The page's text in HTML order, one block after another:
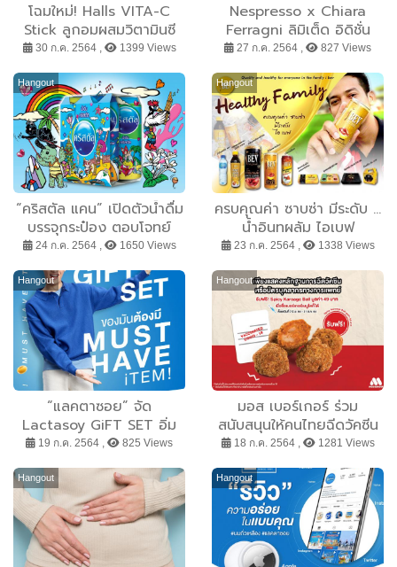
โฉมใหม่! Halls VITA-C
Stick ลูกอมผสมวิตามินซี
ขนาดพกพา พร้อมให้คุณ
เติมความสดชื่นกับ 2 กลิ่น
แสนอร่อย Lime และ
Colors
30 ก.ค. 2564 , 1399 Views
Nespresso x Chiara
Ferragni ลิมิเต็ด อิดิชั่น
สร้างสรรค์แรงบันดาลใจ
รสชาติแห่งความสดชื่นรับ
ซัมเมอร์ เตรียมฟินกับ
กิจกรรมพิเศษส่งตรงความ
บันเทิงผ่านออนไลน์
27 ก.ค. 2564 , 827 Views
Hangout
“คริสตัล แคน” เปิดตัวน้ำดื่ม
บรรจุกระป๋อง ตอบโจทย์
บรรจุภัณฑ์เพื่อความยั่งยืน
ของสิ่งแวดล้อม
24 ก.ค. 2564 , 1650 Views
Hangout
ครบคุณค่า ซาบซ่า มีระดับ ...
น้ำอินทผลัม ไอเบฟ
23 ก.ค. 2564 , 1338 Views
Hangout
“แลคตาซอย” จัด
Lactasoy GiFT SET อิ่ม
อร่อยพร้อมเลือกแรร์ไอเท
มกับ 6 SET ตามความชอบ
19 ก.ค. 2564 , 825 Views
Hangout
มอส เบอร์เกอร์ ร่วม
สนับสนุนให้คนไทยฉีดวัคซีน
โควิด-19 เพื่อสร้างภูมิคุ้มกัน
หมู่ จัดแคมเปญมอบสิทธิ
พิเศษผู้ที่รับวัคซีน-บุคลากร
แพทย์ แสดงหลักฐาน รับฟรี
Spicy Karaage Ball เมื่อ
ซื้อเบอร์เกอร์เมนูใดก็ได้
ตั้งแต่วันนี้ - 31 ส.ค. 64
18 ก.ค. 2564 , 1281 Views
Hangout Hangout